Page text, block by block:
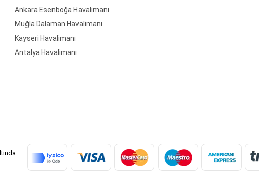
Ankara Esenboğa Havalimanı
Muğla Dalaman Havalimanı
Kayseri Havalimanı
Antalya Havalimanı